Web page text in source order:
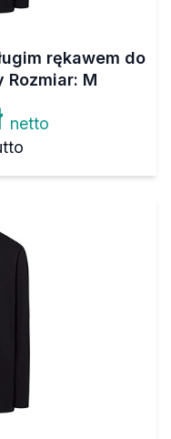
rękawem do
Rozmiar: M
netto